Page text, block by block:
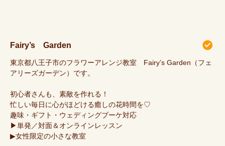
Fairy’s Garden
東京都八王子市のフラワーアレンジ教室 Fairy’s Garden（フェ
アリーズガーデン）です。
初心者さんも、素敵を作れる！
忙しい毎日に心がほどける癒しの花時間を♡
趣味・ギフト・ウェディングブーケ対応
▶単発／対面＆オンラインレッスン
▶女性限定の小さな教室